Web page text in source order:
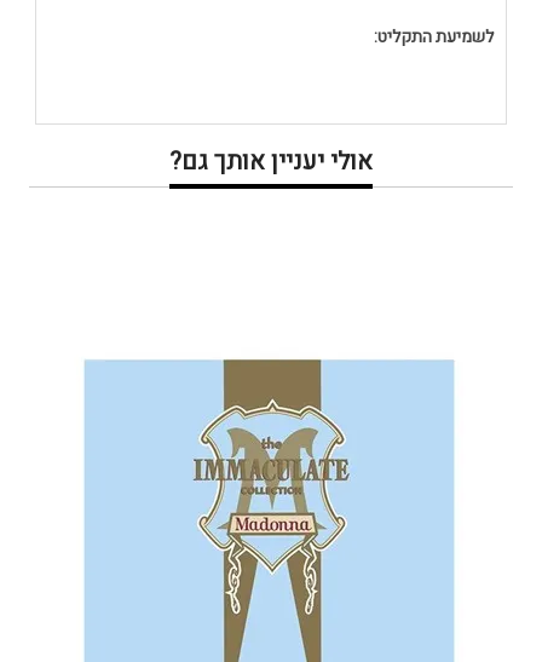
לשמיעת התקליט:
אולי יעניין אותך גם?